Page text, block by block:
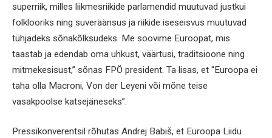
superriik, milles liikmesriikide parlamendid muutuvad justkui
folklooriks ning suveräänsus ja riikide iseseisvus muutuvad
tühjadeks sõnakõlksudeks. Me soovime Euroopat, mis
taastab ja edendab oma uhkust, väärtusi, traditsioone ning
mitmekesisust,” sõnas FPÖ president. Ta lisas, et “Euroopa ei
taha olla Macroni, Von der Leyeni või mõne teise
vasakpoolse katsejäneseks”.
Pressikonverentsil rõhutas Andrej Babiš, et Euroopa Liidu